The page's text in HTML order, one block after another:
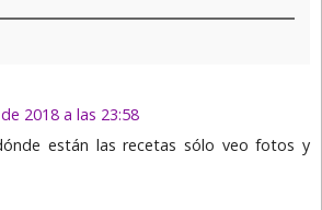
2018 a las 23:58
están las recetas sólo veo fotos y